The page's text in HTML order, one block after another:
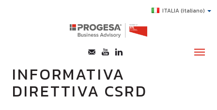
ITALIA(italiano)
CHI SIAMO
INFORMATIVA
DIRETTIVA CSRD